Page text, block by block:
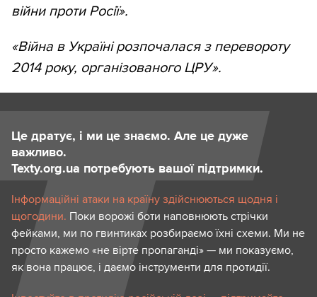
війни проти Росії».
«Війна в Україні розпочалася з перевороту
2014 року, організованого ЦРУ».
Це дратує, і ми це знаємо. Але це дуже
важливо.
Texty.org.ua потребують вашої підтримки.
Інформаційні атаки на країну здійснюються щодня і
щогодини. Поки ворожі боти наповнюють стрічки
фейками, ми по гвинтиках розбираємо їхні схеми. Ми не
просто кажемо «не вірте пропаганді» — ми показуємо,
як вона працює, і даємо інструменти для протидії.